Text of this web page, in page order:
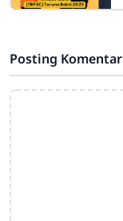
Posting Komentar